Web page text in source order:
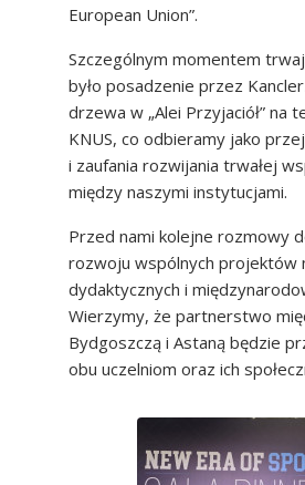
European Union”.
Szczególnym momentem
było posadzenie przez
drzewa w „Alei Przyjaciół” na
KNUS, co odbieramy jako
i zaufania rozwijania trwałej
między naszymi instytucjami.
Przed nami kolejne rozmowy
rozwoju wspólnych projektów
dydaktycznych i
Wierzymy, że partnerstwo
Bydgoszczą i Astaną będzie
obu uczelniom oraz ich